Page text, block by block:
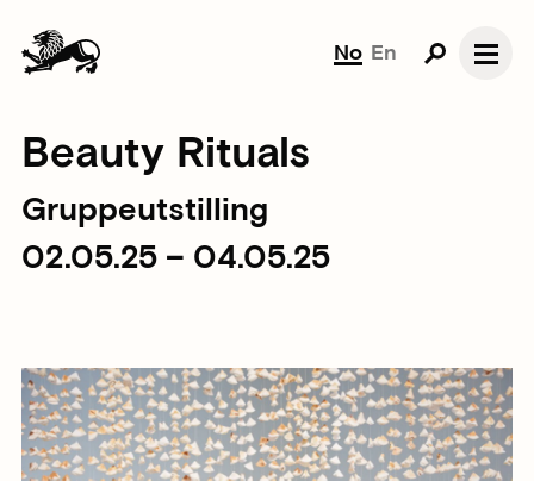
No En
Beauty Rituals
Gruppeutstilling
02.05.25 – 04.05.25